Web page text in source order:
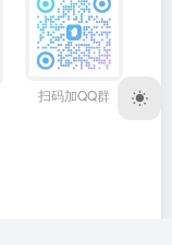
扫码加QQ群